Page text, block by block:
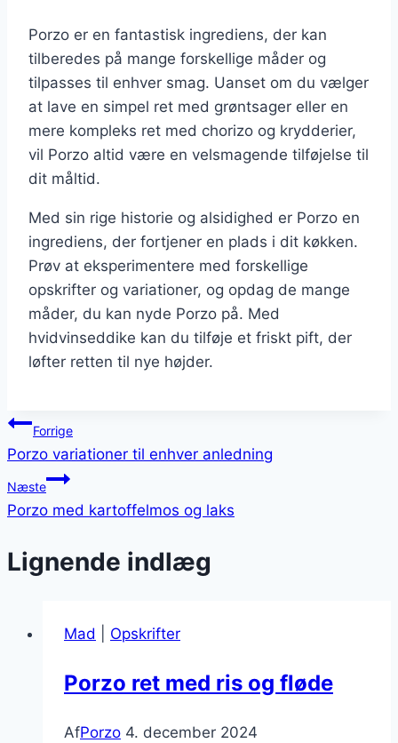
Porzo er en fantastisk ingrediens, der kan
tilberedes på mange forskellige måder og
tilpasses til enhver smag. Uanset om du vælger
at lave en simpel ret med grøntsager eller en
mere kompleks ret med chorizo og krydderier,
vil Porzo altid være en velsmagende tilføjelse til
dit måltid.
Med sin rige historie og alsidighed er Porzo en
ingrediens, der fortjener en plads i dit køkken.
Prøv at eksperimentere med forskellige
opskrifter og variationer, og opdag de mange
måder, du kan nyde Porzo på. Med
hvidvinseddike kan du tilføje et friskt pift, der
løfter retten til nye højder.
Indlægsnavigation
Forrige
Porzo variationer til enhver anledning
Næste
Porzo med kartoffelmos og laks
Lignende indlæg
Mad Opskrifter
Porzo ret med ris og fløde
AfPorzo 4. december 2024